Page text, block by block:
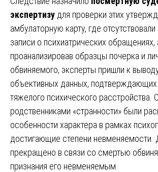
экспертизу для проверки этих
амбулаторную карту, где
записи о психиатрических обращениях,
проанализировав образцы почерка и
обвиняемого, эксперты пришли к
объективных данных, подтверждающих
тяжелого психического расстройства.
родственниками «странности» были
особенности характера в рамках
достигающие степени невменяемости.
прекращено в связи со смертью
признания его невменяемым.